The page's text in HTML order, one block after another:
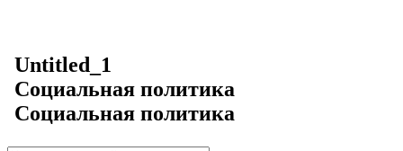
Untitled_1
Социальная политика
Социальная политика